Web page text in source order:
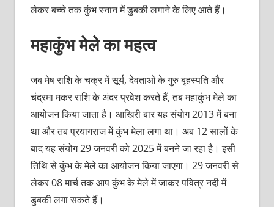
लेकर बच्‍चे तक कुंभ स्‍नान में डुबकी लगाने के लिए आते हैं।
महाकुंभ मेले का महत्‍व
जब मेष राशि के चक्र में सूर्य, देवताओं के गुरु बृहस्‍पति और
चंद्रमा मकर राशि के अंदर प्रवेश करते हैं, तब महाकुंभ मेले का
आयोजन किया जाता है। आखिरी बार यह संयोग 2013 में बना
था और तब प्रयागराज में कुंभ मेला लगा था। अब 12 सालों के
बाद यह संयोग 29 जनवरी को 2025 में बनने जा रहा है। इसी
तिथि से कुंभ के मेले का आयोजन किया जाएगा। 29 जनवरी से
लेकर 08 मार्च तक आप कुंभ के मेले में जाकर पवित्र नदी में
डुबकी लगा सकते हैं।